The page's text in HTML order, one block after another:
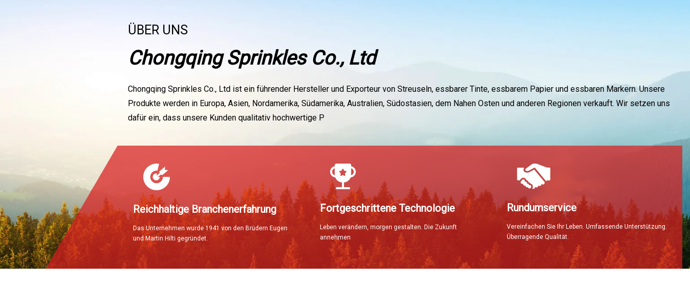
ÜBER UNS
Chongqing Sprinkles Co., Ltd
Chongqing Sprinkles Co., Ltd ist ein führender Hersteller und Exporteur von Streuseln, essbarer Tinte, essbarem Papier und essbaren Markern. Unsere
Produkte werden in Europa, Asien, Nordamerika, Südamerika, Australien, Südostasien, dem Nahen Osten und anderen Regionen verkauft. Wir setzen uns
dafür ein, dass unsere Kunden qualitativ hochwertige P
Reichhaltige Branchenerfahrung
Das Unternehmen wurde 1941 von den Brüdern Eugen
und Martin Hilti gegründet.
Fortgeschrittene Technologie
Leben verändern, morgen gestalten. Die Zukunft
annehmen
Rundumservice
Vereinfachen Sie Ihr Leben. Umfassende Unterstützung.
Überragende Qualität.